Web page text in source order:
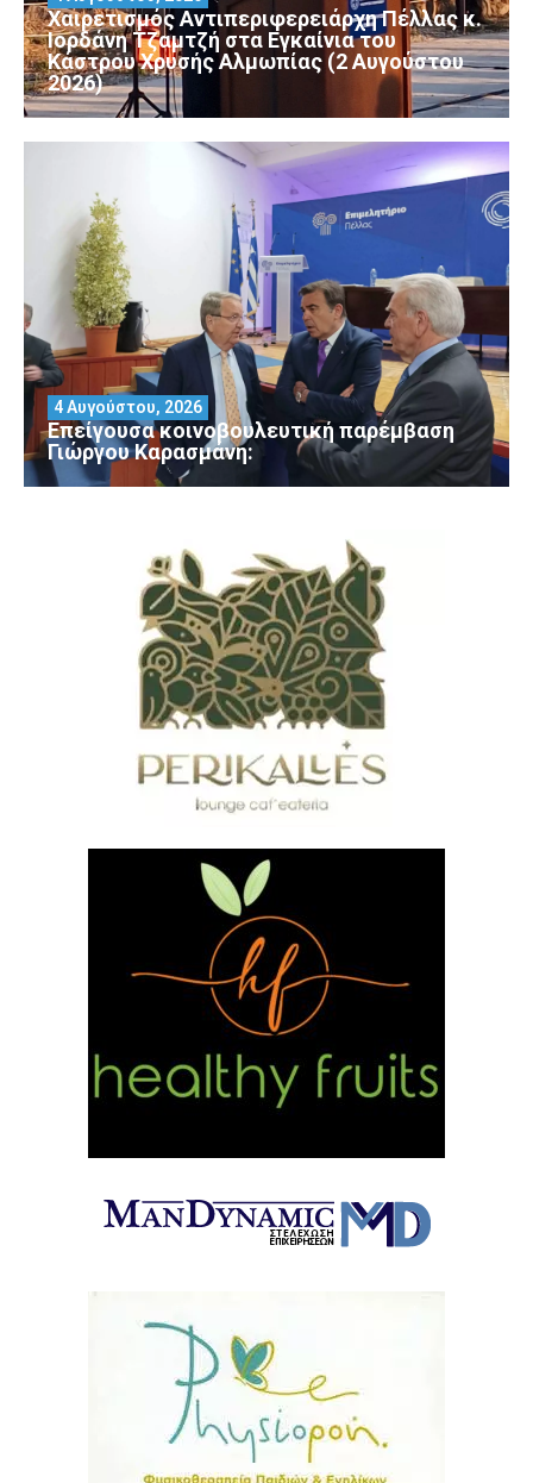
Χαιρετισμός Αντιπεριφερειάρχη Πέλλας κ.
Ιορδάνη Τζαμτζή στα Εγκαίνια του
Κάστρου Χρυσής Αλμωπίας (2 Αυγούστου
2026)
Επείγουσα κοινοβουλευτική παρέμβαση
Γιώργου Καρασμάνη:
4 Αυγούστου, 2026